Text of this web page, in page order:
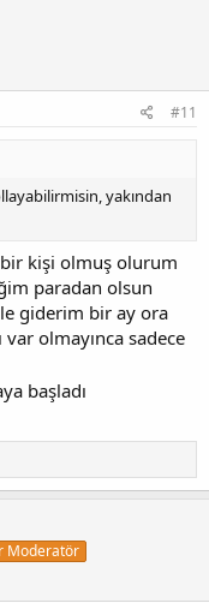
#11
yakından
kişi olmuş olurum
paradan olsun
giderim bir ay ora
olmayınca sadece
başladı
Moderatör